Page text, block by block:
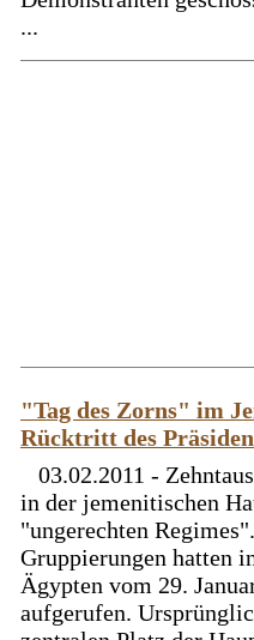
...
"Tag des Zorns" im
Rücktritt des
03.02.2011 -
in der jemenitischen
"ungerechten
Gruppierungen hatten
Ägypten vom 29.
aufgerufen.